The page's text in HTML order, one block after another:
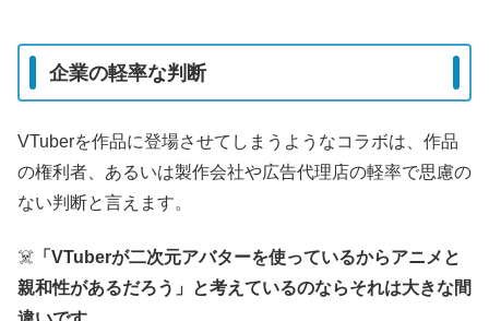
企業の軽率な判断
VTuberを作品に登場させてしまうようなコラボは、作品
の権利者、あるいは製作会社や広告代理店の軽率で思慮の
ない判断と言えます。
☠️ 「VTuberが二次元アバターを使っているからアニメと
親和性があるだろう」と考えているのならそれは大きな間